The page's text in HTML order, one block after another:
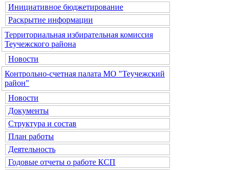
Инициативное бюджетирование
Раскрытие информации
Территориальная избирательная комиссия
Теучежского района
Новости
Контрольно-счетная палата МО "Теучежский
район"
Новости
Документы
Структура и состав
План работы
Деятельность
Годовые отчеты о работе КСП